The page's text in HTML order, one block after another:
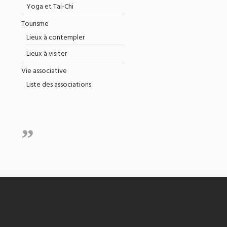
Yoga et Tai-Chi
Tourisme
Lieux à contempler
Lieux à visiter
Vie associative
Liste des associations